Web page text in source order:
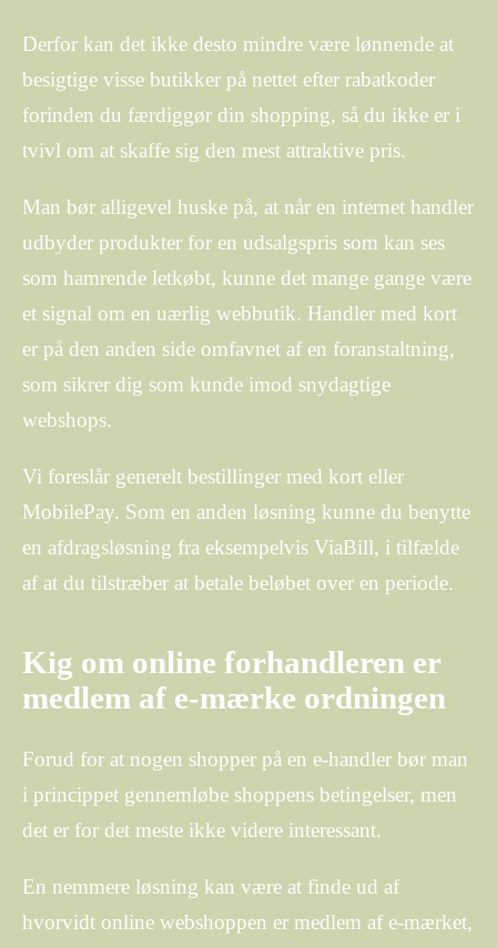
Derfor kan det ikke desto mindre være lønnende at
besigtige visse butikker på nettet efter rabatkoder
forinden du færdiggør din shopping, så du ikke er i
tvivl om at skaffe sig den mest attraktive pris.
Man bør alligevel huske på, at når en internet handler
udbyder produkter for en udsalgspris som kan ses
som hamrende letkøbt, kunne det mange gange være
et signal om en uærlig webbutik. Handler med kort
er på den anden side omfavnet af en foranstaltning,
som sikrer dig som kunde imod snydagtige
webshops.
Vi foreslår generelt bestillinger med kort eller
MobilePay. Som en anden løsning kunne du benytte
en afdragsløsning fra eksempelvis ViaBill, i tilfælde
af at du tilstræber at betale beløbet over en periode.
Kig om online forhandleren er
medlem af e-mærke ordningen
Forud for at nogen shopper på en e-handler bør man
i princippet gennemløbe shoppens betingelser, men
det er for det meste ikke videre interessant.
En nemmere løsning kan være at finde ud af
hvorvidt online webshoppen er medlem af e-mærket,